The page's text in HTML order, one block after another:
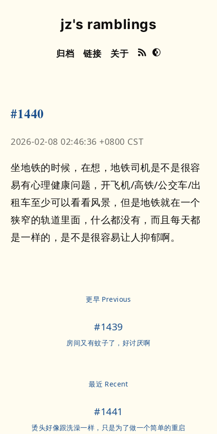
jz's ramblings
归档 链接 关于
#1440
2026-02-08 02:46:36 +0800 CST
坐地铁的时候，在想，地铁司机是不是很容
易有心理健康问题，开飞机/高铁/公交车/出
租车至少可以看看风景，但是地铁就在一个
狭窄的轨道里面，什么都没有，而且每天都
是一样的，是不是很容易让人抑郁啊。
最近 Recent
#1441
烫头好像跟洗澡一样，只是为了做一个简单的重启
更早 Previous
#1439
房间又有蚊子了，好讨厌啊